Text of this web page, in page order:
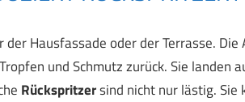
Hausfassade oder der Terrasse.
und Schmutz zurück. Sie landen
Rückspritzersind nicht nur lästig. Sie